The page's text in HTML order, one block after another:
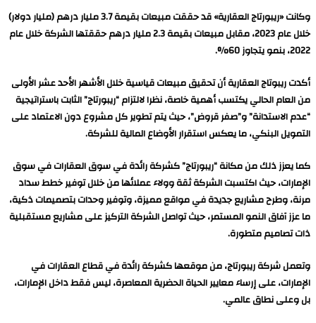
وكانت «ريبورتاج العقارية» قد حققت مبيعات بقيمة 3.7 مليار درهم (مليار دولار)
خلال عام 2023، مقابل مبيعات بقيمة 2.3 مليار درهم حققتها الشركة خلال عام
2022، بنمو يتجاوز 60%.
أكدت ريبوتاج العقارية أن تحقيق مبيعات قياسية خلال الأشهر الأحد عشر الأولى
من العام الحالي يكتسب أهمية خاصة، نظرا لالتزام “ريبورتاج” الثابت باستراتيجية
“عدم الاستدانة” و”صفر قروض”، حيث يتم تطوير كل مشروع دون الاعتماد على
التمويل البنكي، ما يعكس استقرار الأوضاع المالية للشركة.
كما يعزز ذلك من مكانة “ريبورتاج” كشركة رائدة في سوق العقارات في سوق
الإمارات، حيث اكتسبت الشركة ثقة وولاء عملائها من خلال توفير خطط سداد
مرنة، وطرح مشاريع جديدة في مواقع مميزة، وتوفير وحدات بتصميمات ذكية،
ما عزز آفاق النمو المستمر، حيث تواصل الشركة التركيز على مشاريع مستقبلية
ذات تصاميم متطورة.
وتعمل شركة ريبورتاج، من موقعها كشركة رائدة في قطاع العقارات في
الإمارات، على إرساء معايير الحياة الحضرية المعاصرة، ليس فقط داخل الإمارات،
بل وعلى نطاق عالمي.